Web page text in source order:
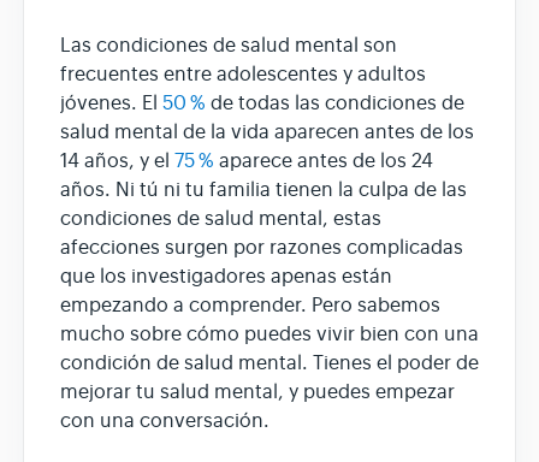
Las condiciones de salud mental son
frecuentes entre adolescentes y adultos
jóvenes. El 50 % de todas las condiciones de
salud mental de la vida aparecen antes de los
14 años, y el 75 % aparece antes de los 24
años. Ni tú ni tu familia tienen la culpa de las
condiciones de salud mental, estas
afecciones surgen por razones complicadas
que los investigadores apenas están
empezando a comprender. Pero sabemos
mucho sobre cómo puedes vivir bien con una
condición de salud mental. Tienes el poder de
mejorar tu salud mental, y puedes empezar
con una conversación.